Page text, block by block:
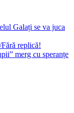
Galați se va juca
replică!
merg cu speranțe